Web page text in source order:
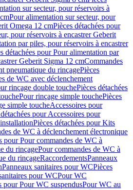
sur secteur, pour réservoirs à
Pour alimentation sur secteur, pour
Omega 12 cmPièces détachées pour
pour réservoirs à encastrer Geberit
par piles, pour réservoirs à encastrer
détachées pour Pour alimentation par
Geberit Sigma 12 cmCommandes
pneumatique du rinçagePièces
de WC avec déclenchement
rinçage double touchePièces détachées
Pour rinçage simple touchePièces
simple toucheAccessoires pour
pour Accessoires pour
Pièces détachées pour Kits
de WC à déclenchement électronique
pour Pour commandes de WC à
du rinçagePour commandes de WC à
du rinçageRaccordementsPanneaux
Panneaux sanitaires pour WCPièces
pour WCPour WC
pour Pour WC suspendusPour WC au